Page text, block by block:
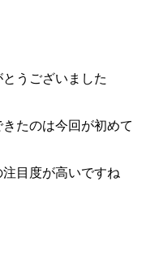
うございました
たのは今回が初めて
目度が高いですね